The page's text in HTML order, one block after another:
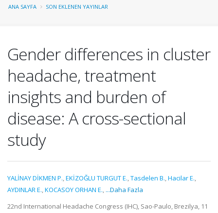
ANA SAYFA SON EKLENEN YAYINLAR
Gender differences in cluster
headache, treatment
insights and burden of
disease: A cross-sectional
study
YALİNAY DİKMEN P.,EKİZOĞLU TURGUT E.,Tasdelen B.,Hacilar E.,
AYDINLAR E.,KOCASOY ORHAN E., ...Daha Fazla
22nd International Headache Congress (IHC), Sao-Paulo, Brezilya, 11